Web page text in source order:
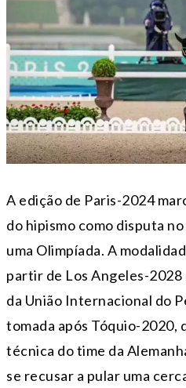
A edição de Paris-2024
do hipismo como disputa
uma Olimpíada. A
partir de Los Angeles-2028
da União Internacional do
tomada após Tóquio-2020,
técnica do time da
se recusar a pular uma